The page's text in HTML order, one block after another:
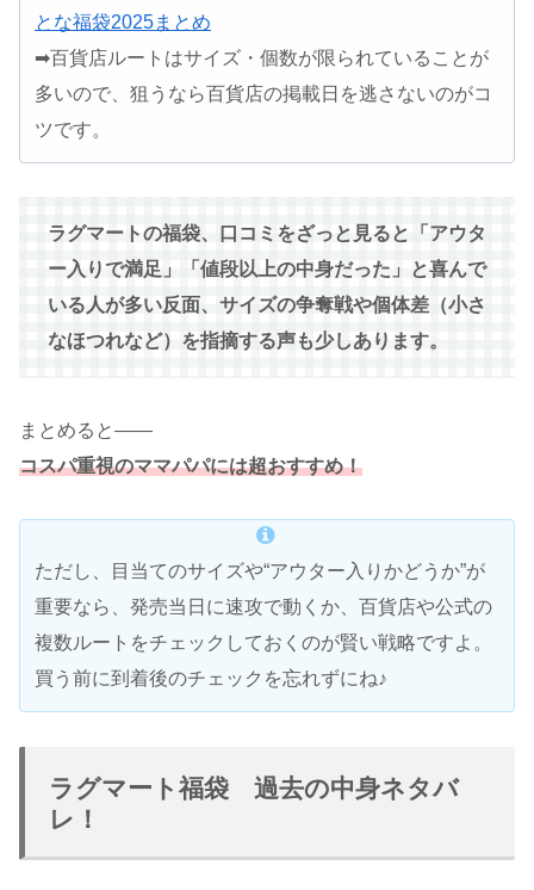
とな福袋2025まとめ
➡百貨店ルートはサイズ・個数が限られていることが
多いので、狙うなら百貨店の掲載日を逃さないのがコ
ツです。
ラグマートの福袋、口コミをざっと見ると「アウタ
ー入りで満足」「値段以上の中身だった」と喜んで
いる人が多い反面、サイズの争奪戦や個体差（小さ
なほつれなど）を指摘する声も少しあります。
まとめると――
コスパ重視のママパパには超おすすめ！
ただし、目当てのサイズや“アウター入りかどうか”が
重要なら、発売当日に速攻で動くか、百貨店や公式の
複数ルートをチェックしておくのが賢い戦略ですよ。
買う前に到着後のチェックを忘れずにね♪
ラグマート福袋 過去の中身ネタバ
レ！